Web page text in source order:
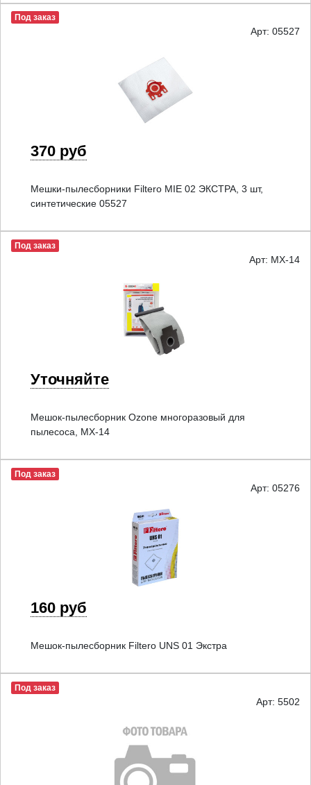
Под заказ
Арт: 05527
370 руб
Мешки-пылесборники Filtero MIE 02 ЭКСТРА, 3 шт,
синтетические 05527
Под заказ
Арт: MX-14
Уточняйте
Мешок-пылесборник Ozone многоразовый для
пылесоса, MX-14
Под заказ
Арт: 05276
160 руб
Мешок-пылесборник Filtero UNS 01 Экстра
Под заказ
Арт: 5502